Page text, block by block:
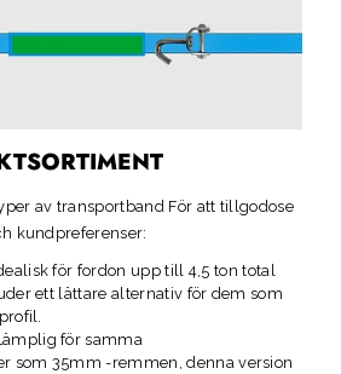
av transportband För att tillgodose
kundpreferenser:
för fordon upp till 4,5 ton total
ett lättare alternativ för dem som
för samma
som 35mm -remmen, denna version